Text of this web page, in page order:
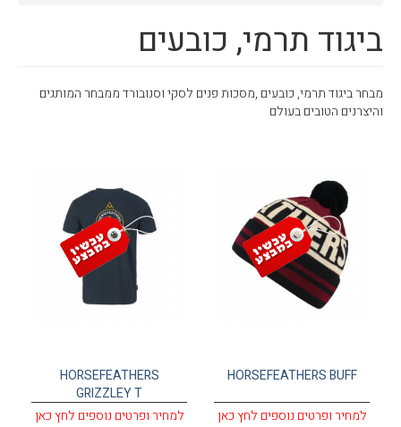
סניף רעננה
טיפולים ושירות
TeamOPC
עגלת קניות
ביגוד תרמי, כובעים
מבחר ביגוד תרמי, כובעים ,מסכות פנים לסקי וסנובורד ממבחר המותגים
והיצרנים הטובים בעולם
HORSEFEATHERS BUFF
למחיר ופרטים נוספים לחץ כאן
HORSEFEATHERS
GRIZZLEY T
למחיר ופרטים נוספים לחץ כאן